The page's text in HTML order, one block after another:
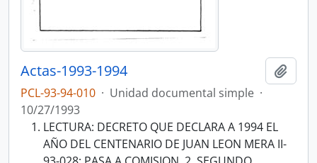
Actas-1993-1994
PCL-93-94-010 · Unidad documental simple ·
10/27/1993
LECTURA: DECRETO QUE DECLARA A 1994 EL
AÑO DEL CENTENARIO DE JUAN LEON MERA II-